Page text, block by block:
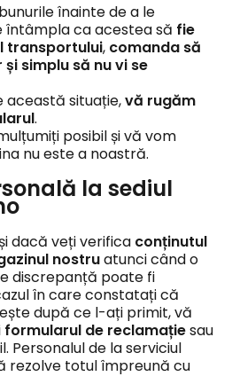
înainte de a le
întâmpla ca acestea să fie
transportului, comanda să
și simplu să nu vi se
această situație,vă rugăm
.
posibil și vă vom
nu este a noastră.
la sediul
dacă veți verifica conținutul
nostruatunci când o
discrepanță poate fi
în care constatați că
după ce l-ați primit, vă
formularul de reclamațiesau
Personalul de la serviciul
rezolve totul împreună cu